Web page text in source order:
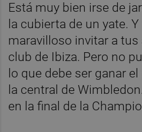
Está muy bien irse de
la cubierta de un yate.
maravilloso invitar a
club de Ibiza. Pero no
lo que debe ser ganar
la central de
en la final de la